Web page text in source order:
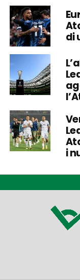
di
i